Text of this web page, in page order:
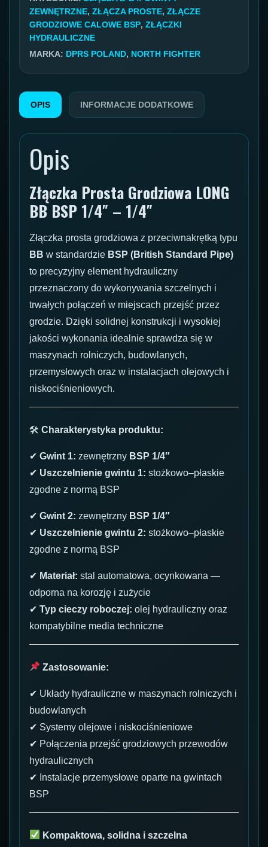
ZEWNĘTRZNE, ZŁĄCZA PROSTE, ZŁĄCZE
GRODZIOWE CALOWE BSP, ZŁĄCZKI
HYDRAULICZNE
MARKA: DPRS POLAND, NORTH FIGHTER
OPIS INFORMACJE DODATKOWE
Opis
Złączka Prosta Grodziowa LONG
BB BSP 1/4″ – 1/4″
Złączka prosta grodziowa z przeciwnakrętką typu
BB w standardzie BSP (British Standard Pipe)
to precyzyjny element hydrauliczny
przeznaczony do wykonywania szczelnych i
trwałych połączeń w miejscach przejść przez
grodzie. Dzięki solidnej konstrukcji i wysokiej
jakości wykonania idealnie sprawdza się w
maszynach rolniczych, budowlanych,
przemysłowych oraz w instalacjach olejowych i
niskociśnieniowych.
🛠 Charakterystyka produktu:
✔ Gwint 1: zewnętrzny BSP 1/4″
✔ Uszczelnienie gwintu 1: stożkowo–płaskie
zgodne z normą BSP
✔ Gwint 2: zewnętrzny BSP 1/4″
✔ Uszczelnienie gwintu 2: stożkowo–płaskie
zgodne z normą BSP
✔ Materiał: stal automatowa, ocynkowana —
odporna na korozję i zużycie
✔ Typ cieczy roboczej: olej hydrauliczny oraz
kompatybilne media techniczne
Zastosowanie:
✔ Układy hydrauliczne w maszynach rolniczych i
budowlanych
✔ Systemy olejowe i niskociśnieniowe
✔ Połączenia przejść grodziowych przewodów
hydraulicznych
✔ Instalacje przemysłowe oparte na gwintach
BSP
Kompaktowa, solidna i szczelna